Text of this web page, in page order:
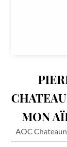
MON
AOC